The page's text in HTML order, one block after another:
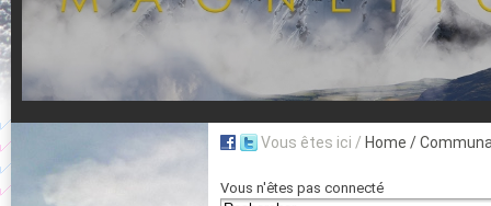
Vous êtes ici / Home /
Vous n'êtes pas connecté